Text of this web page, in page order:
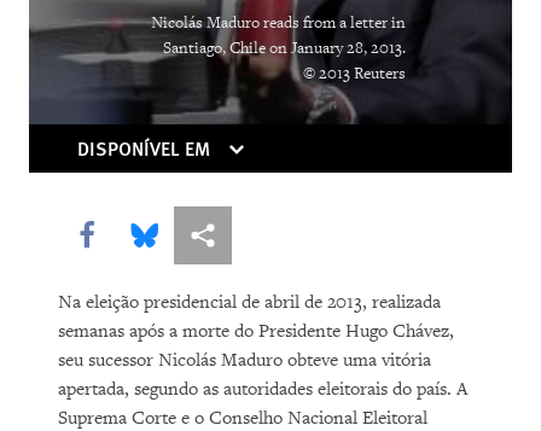
The Human Rights Case for Drug
Reform
DOWNLOAD
Nicolás Maduro reads from a letter in
Santiago, Chile on January 28, 2013.
© 2013 Reuters
DISPONÍVEL EM
Share this via Facebook
Share this via Bluesky
Share this via Compartilhar
Na eleição presidencial de abril de 2013, realizada
semanas após a morte do Presidente Hugo Chávez,
seu sucessor Nicolás Maduro obteve uma vitória
apertada, segundo as autoridades eleitorais do país. A
Suprema Corte e o Conselho Nacional Eleitoral